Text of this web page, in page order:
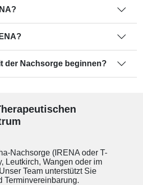
der Nachsorge beginnen?
Nachsorge (IRENA oder T-
Leutkirch, Wangen oder im
Team unterstützt Sie
Terminvereinbarung.